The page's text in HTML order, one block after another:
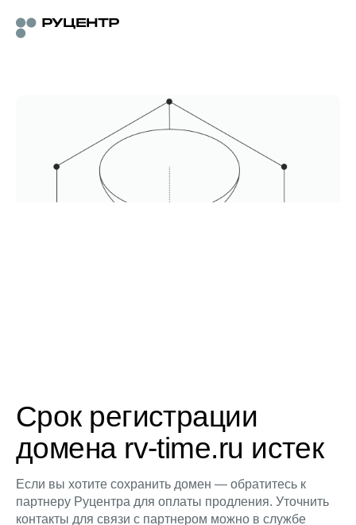
Срок регистрации
домена rv-time.ru истек
Если вы хотите сохранить домен — обратитесь к
партнеру Руцентра для оплаты продления. Уточнить
контакты для связи с партнером можно в службе